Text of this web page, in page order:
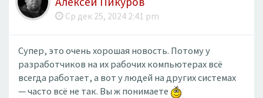
Ср дек 25, 2024 2:41 pm
Супер, это очень хорошая новость. Потому у
разработчиков на их рабочих компьютерах всё
всегда работает, а вот у людей на других системах
— часто всё не так. Вы ж понимаете